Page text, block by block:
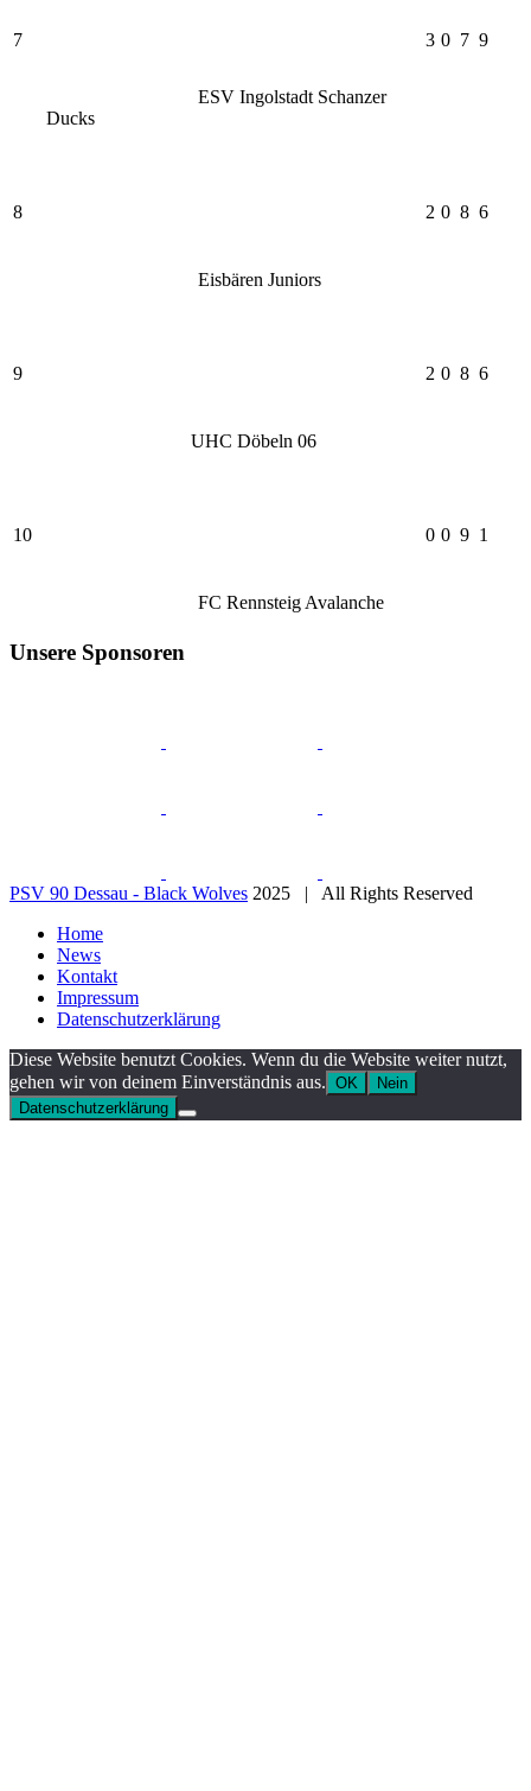
7
ESV Ingolstadt Schanzer
Ducks
3 0 7 9
8
Eisbären Juniors
2 0 8 6
9
UHC Döbeln 06
2 0 8 6
10
FC Rennsteig Avalanche
0 0 9 1
Unsere Sponsoren
PSV 90 Dessau - Black Wolves 2025 | All Rights Reserved
Home
News
Kontakt
Impressum
Datenschutzerklärung
Diese Website benutzt Cookies. Wenn du die Website weiter nutzt,
gehen wir von deinem Einverständnis aus. OK
Nein
Datenschutzerklärung